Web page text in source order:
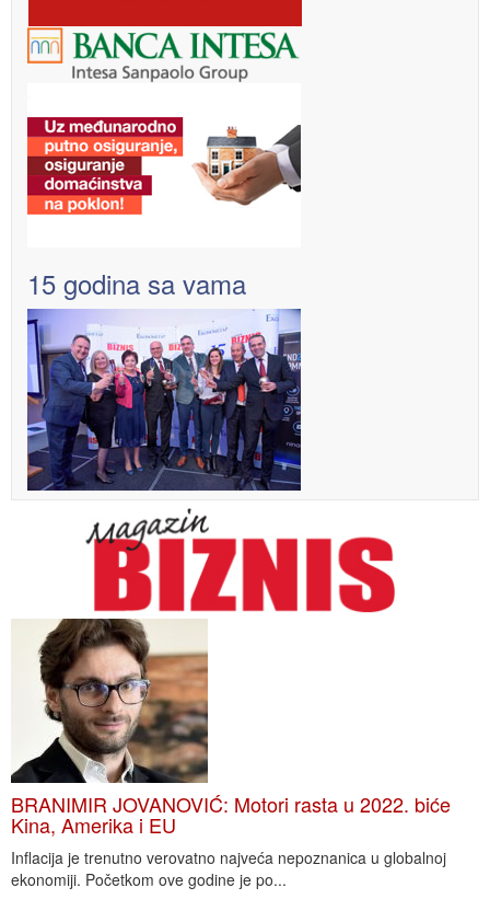
15 godina sa vama
BRANIMIR JOVANOVIĆ: Motori rasta u 2022. biće
Kina, Amerika i EU
Inflacija je trenutno verovatno najveća nepoznanica u globalnoj
ekonomiji. Početkom ove godine je po...